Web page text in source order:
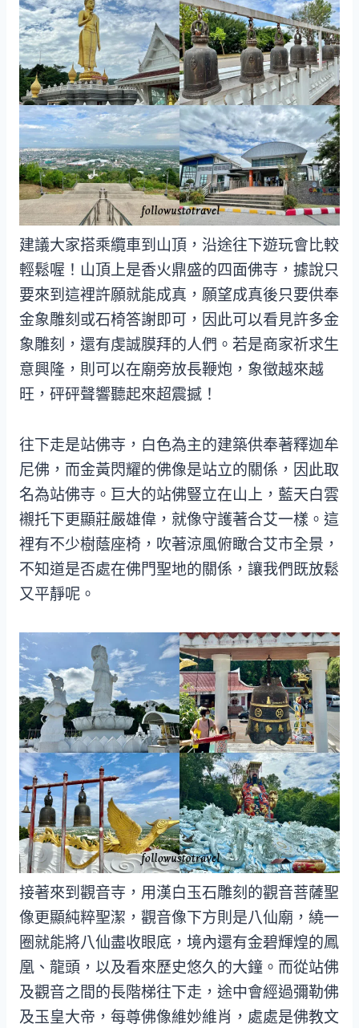
建議大家搭乘纜車到山頂，沿途往下遊玩會比較
輕鬆喔！山頂上是香火鼎盛的四面佛寺，據說只
要來到這裡許願就能成真，願望成真後只要供奉
金象雕刻或石椅答謝即可，因此可以看見許多金
象雕刻，還有虔誠膜拜的人們。若是商家祈求生
意興隆，則可以在廟旁放長鞭炮，象徵越來越
旺，砰砰聲響聽起來超震撼！
往下走是站佛寺，白色為主的建築供奉著釋迦牟
尼佛，而金黃閃耀的佛像是站立的關係，因此取
名為站佛寺。巨大的站佛豎立在山上，藍天白雲
襯托下更顯莊嚴雄偉，就像守護著合艾一樣。這
裡有不少樹蔭座椅，吹著涼風俯瞰合艾市全景，
不知道是否處在佛門聖地的關係，讓我們既放鬆
又平靜呢。
接著來到觀音寺，用漢白玉石雕刻的觀音菩薩聖
像更顯純粹聖潔，觀音像下方則是八仙廟，繞一
圈就能將八仙盡收眼底，境內還有金碧輝煌的鳳
凰、龍頭，以及看來歷史悠久的大鐘。而從站佛
及觀音之間的長階梯往下走，途中會經過彌勒佛
及玉皇大帝，每尊佛像維妙維肖，處處是佛教文